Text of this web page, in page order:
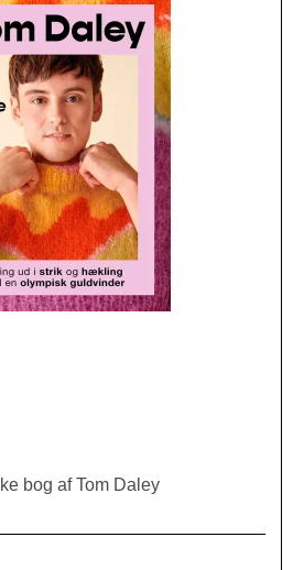
bog af Tom Daley